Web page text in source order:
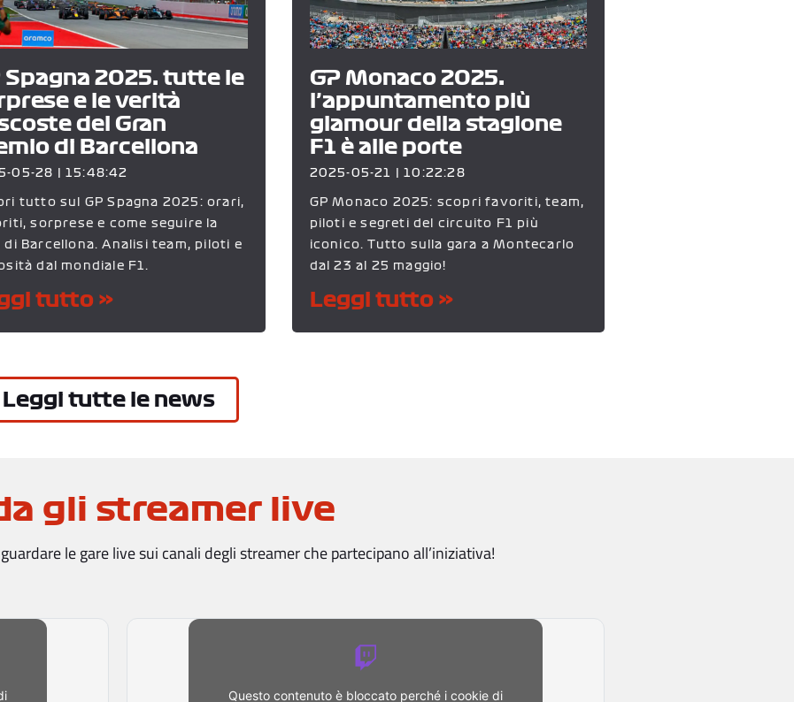
Spagna 2025: tutte le
e le verità
del Gran
di Barcellona
05-28 15:48:42
tutto sul GP Spagna 2025: orari,
sorprese e come seguire la
di Barcellona. Analisi team, piloti e
dal mondiale F1.
tutto »
GP Monaco 2025:
l’appuntamento più
glamour della stagione
F1 è alle porte
2025-05-21 10:22:28
GP Monaco 2025: scopri favoriti, team,
piloti e segreti del circuito F1 più
iconico. Tutto sulla gara a Montecarlo
dal 23 al 25 maggio!
Leggi tutto »
Leggi tutte le news
gli streamer live
le gare live sui canali degli streamer che partecipano all’iniziativa!
Questo contenuto è bloccato perché i cookie di